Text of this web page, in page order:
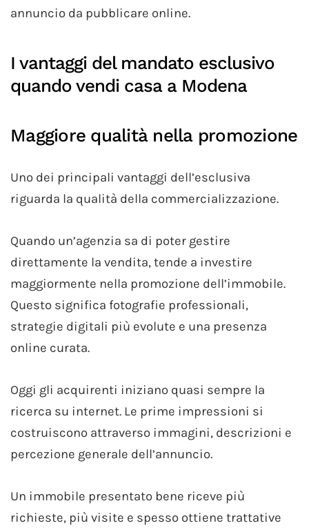
annuncio da pubblicare online.
I vantaggi del mandato esclusivo
quando vendi casa a Modena
Maggiore qualità nella promozione
Uno dei principali vantaggi dell’esclusiva
riguarda la qualità della commercializzazione.
Quando un’agenzia sa di poter gestire
direttamente la vendita, tende a investire
maggiormente nella promozione dell’immobile.
Questo significa fotografie professionali,
strategie digitali più evolute e una presenza
online curata.
Oggi gli acquirenti iniziano quasi sempre la
ricerca su internet. Le prime impressioni si
costruiscono attraverso immagini, descrizioni e
percezione generale dell’annuncio.
Un immobile presentato bene riceve più
richieste, più visite e spesso ottiene trattative